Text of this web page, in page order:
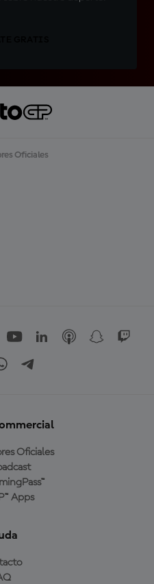
Oficiales
Oficiales
Apps